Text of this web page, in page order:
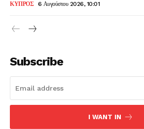
ΚΥΠΡΟΣ 6 Αυγούστου 2026, 10:01
Subscribe
I WANT IN